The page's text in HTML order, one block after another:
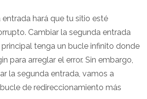
entrada hará que tu sitio esté
Cambiar la segunda entrada
tenga un bucle infinito donde
para arreglar el error. Sin embargo,
la segunda entrada, vamos a
de redireccionamiento más